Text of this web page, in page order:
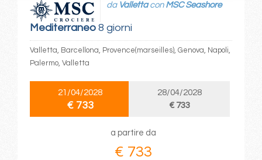
Mediterraneo8 giorni
da Vallettacon MSC Seashore
Valletta, Barcellona, Provence(marseilles), Genova, Napoli,
Palermo, Valletta
21/04/2028
€ 733
28/04/2028
€ 733
a partire da
€ 733